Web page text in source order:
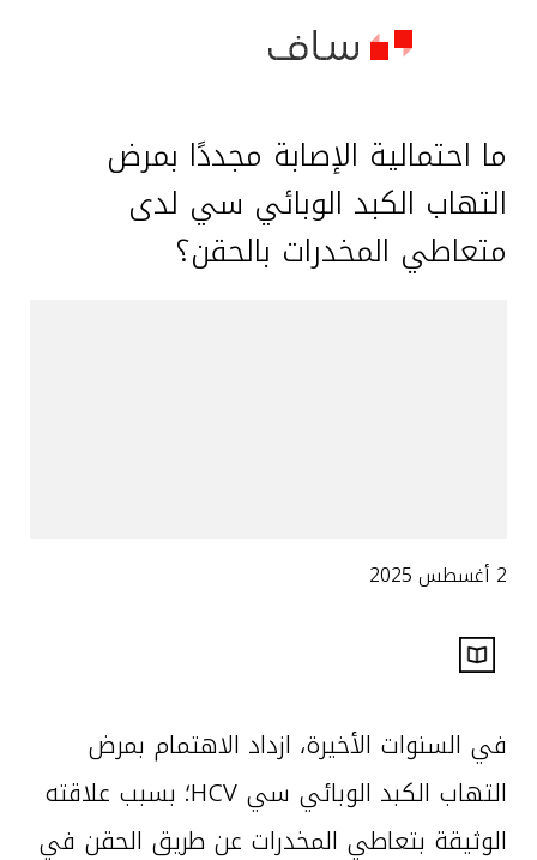
ما احتمالية الإصابة مجددًا بمرض
التهاب الكبد الوبائي سي لدى
متعاطي المخدرات بالحقن؟
2 أغسطس 2025
في السنوات الأخيرة، ازداد الاهتمام بمرض
التهاب الكبد الوبائي سي HCV؛ بسبب علاقته
الوثيقة بتعاطي المخدرات عن طريق الحقن في